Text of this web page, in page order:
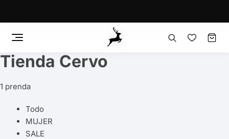
Saltar
al
contenido
Tienda Cervo
1 prenda
Todo
MUJER
SALE